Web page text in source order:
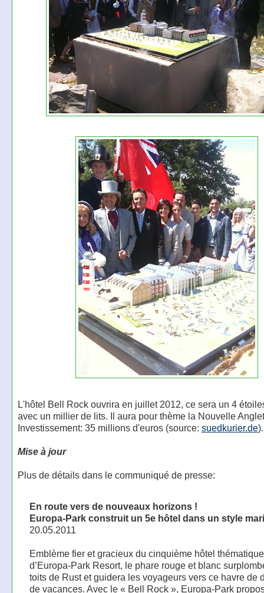
L'hôtel Bell Rock ouvrira en juillet 2012, ce sera un 4
avec un millier de lits. Il aura pour thème la Nouvelle
Investissement: 35 millions d'euros (source: suedkurier.de).
Mise à jour
Plus de détails dans le communiqué de presse:
En route vers de nouveaux horizons !
Europa-Park construit un 5e hôtel dans un style
20.05.2011
Emblème fier et gracieux du cinquième hôtel thématique
d’Europa-Park Resort, le phare rouge et blanc
toits de Rust et guidera les voyageurs vers ce havre de
de vacances. Avec le « Bell Rock », Europa-Park